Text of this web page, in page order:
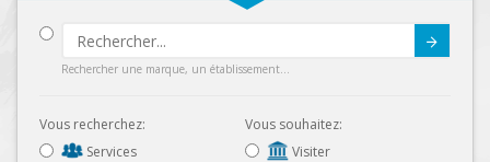
Rechercher une marque, un établissement...
Vous recherchez:
Services
Vous souhaitez:
Visiter